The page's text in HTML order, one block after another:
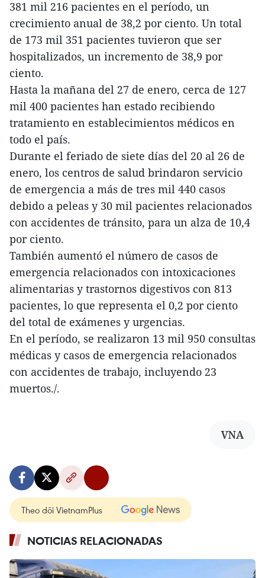
381 mil 216 pacientes en el período, un
crecimiento anual de 38,2 por ciento. Un total
de 173 mil 351 pacientes tuvieron que ser
hospitalizados, un incremento de 38,9 por
ciento.
Hasta la mañana del 27 de enero, cerca de 127
mil 400 pacientes han estado recibiendo
tratamiento en establecimientos médicos en
todo el país.
Durante el feriado de siete días del 20 al 26 de
enero, los centros de salud brindaron servicio
de emergencia a más de tres mil 440 casos
debido a peleas y 30 mil pacientes relacionados
con accidentes de tránsito, para un alza de 10,4
por ciento.
También aumentó el número de casos de
emergencia relacionados con intoxicaciones
alimentarias y trastornos digestivos con 813
pacientes, lo que representa el 0,2 por ciento
del total de exámenes y urgencias.
En el período, se realizaron 13 mil 950 consultas
médicas y casos de emergencia relacionados
con accidentes de trabajo, incluyendo 23
muertos./.
VNA
Theo dõi VietnamPlus
NOTICIAS RELACIONADAS